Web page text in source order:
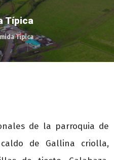
Típica
Típica
de la parroquia de
de Gallina criolla,